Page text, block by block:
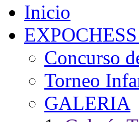
Inicio
EXPOCHESS
Concurso
Torneo
GALERIA